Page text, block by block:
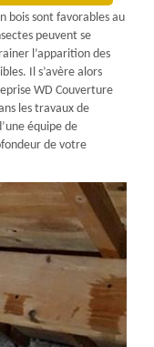
bois sont favorables au
peuvent se
l’apparition des
Il s’avère alors
WD Couverture
les travaux de
équipe de
de votre